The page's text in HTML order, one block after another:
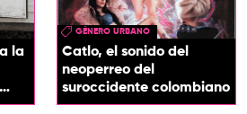
la
GÉNERO URBANO
Catlo, el sonido del
neoperreo del
suroccidente colombiano